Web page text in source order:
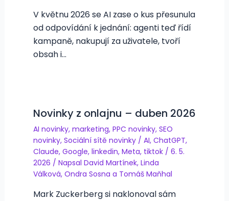
V květnu 2026 se AI zase o kus přesunula
od odpovídání k jednání: agenti teď řídí
kampaně, nakupují za uživatele, tvoří
obsah i…
Novinky z onlajnu – duben 2026
AI novinky, marketing, PPC novinky, SEO
novinky, Sociální sítě novinky/ AI, ChatGPT,
Claude, Google, linkedin, Meta, tiktok/ 6. 5.
2026 / Napsal David Martínek, Linda
Válková, Ondra Sosna a Tomáš Maňhal
Mark Zuckerberg si naklonoval sám